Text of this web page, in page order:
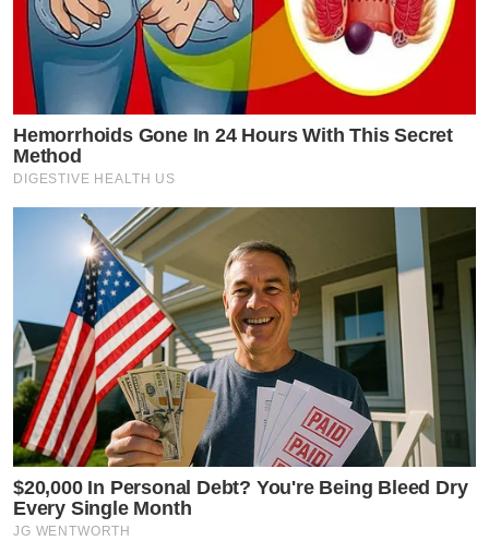
Hemorrhoids Gone In 24 Hours With This Secret
Method
DIGESTIVE HEALTH US
$20,000 In Personal Debt? You're Being Bleed Dry
Every Single Month
JG WENTWORTH